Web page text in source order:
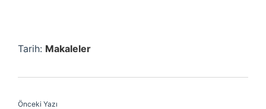
Tarih: Makaleler
Önceki Yazı